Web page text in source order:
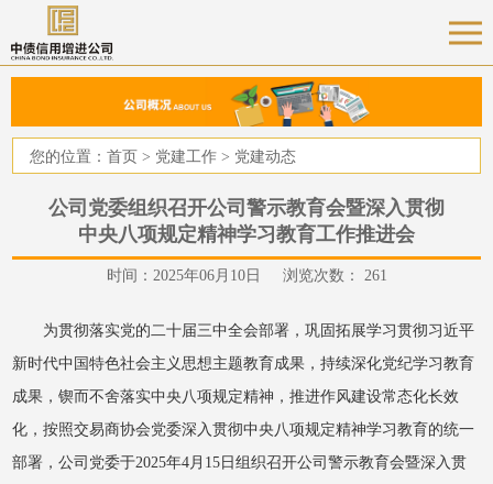
您的位置：首页 > 党建工作 > 党建动态
公司党委组织召开公司警示教育会暨深入贯彻
中央八项规定精神学习教育工作推进会
时间：2025年06月10日 浏览次数： 261
为贯彻落实党的二十届三中全会部署，巩固拓展学习贯彻习近平
新时代中国特色社会主义思想主题教育成果，持续深化党纪学习教育
成果，锲而不舍落实中央八项规定精神，推进作风建设常态化长效
化，按照交易商协会党委深入贯彻中央八项规定精神学习教育的统一
部署，公司党委于2025年4月15日组织召开公司警示教育会暨深入贯